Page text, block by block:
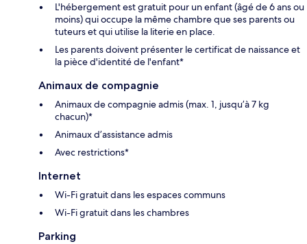
L'hébergement est gratuit pour un enfant (âgé de 6 ans ou
moins) qui occupe la même chambre que ses parents ou
tuteurs et qui utilise la literie en place.
Les parents doivent présenter le certificat de naissance et
la pièce d'identité de l'enfant*
Animaux de compagnie
Animaux de compagnie admis (max. 1, jusqu’à 7 kg
chacun)*
Animaux d’assistance admis
Avec restrictions*
Internet
Wi-Fi gratuit dans les espaces communs
Wi-Fi gratuit dans les chambres
Parking